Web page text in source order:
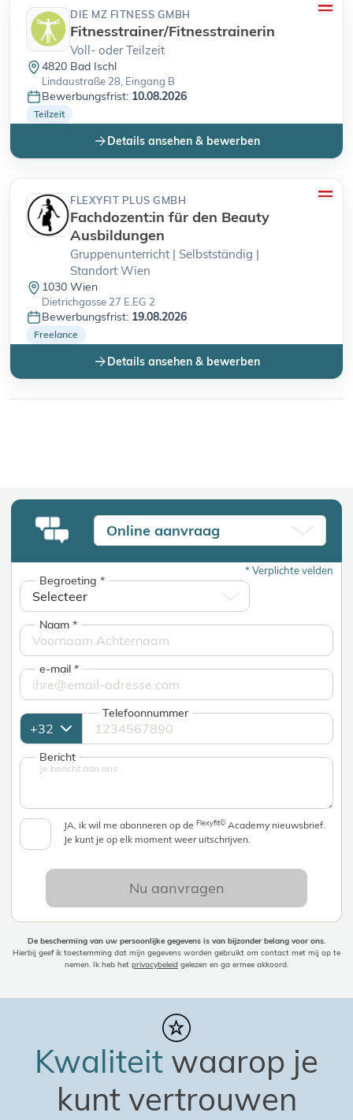
DIE MZ FITNESS GMBH
Fitnesstrainer/Fitnesstrainerin
Voll- oder Teilzeit
4820 Bad Ischl
Lindaustraße 28, Eingang B
Bewerbungsfrist: 10.08.2026
Teilzeit
Details ansehen & bewerben
FLEXYFIT PLUS GMBH
Fachdozent:in für den Beauty
Ausbildungen
Gruppenunterricht | Selbstständig |
Standort Wien
1030 Wien
Dietrichgasse 27 E.EG 2
Bewerbungsfrist: 19.08.2026
Freelance
Details ansehen & bewerben
Online aanvraag
*Verplichte velden
Begroeting*
Naam*
e-mail*
Telefoonnummer
Bericht
JA, ik wil me abonneren op deFlexyfit© Academy nieuwsbrief.
Je kunt je op elk moment weer uitschrijven.
Nu aanvragen
De bescherming van uw persoonlijke gegevens is van bijzonder belang voor ons.
Hierbij geef ik toestemming dat mijn gegevens worden gebruikt om contact met mij op te
nemen. Ik heb het privacybeleid gelezen en ga ermee akkoord.
Kwaliteit waarop je
kunt vertrouwen